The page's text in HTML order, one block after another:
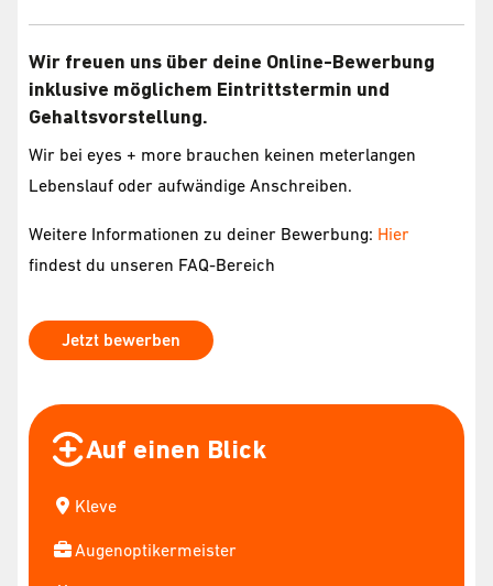
Wir freuen uns über deine Online-Bewerbung
inklusive möglichem Eintrittstermin und
Gehaltsvorstellung.
Wir bei eyes + more brauchen keinen meterlangen
Lebenslauf oder aufwändige Anschreiben.
Weitere Informationen zu deiner Bewerbung: Hier
findest du unseren FAQ-Bereich
Jetzt bewerben
Auf einen Blick
Kleve
Augenoptikermeister